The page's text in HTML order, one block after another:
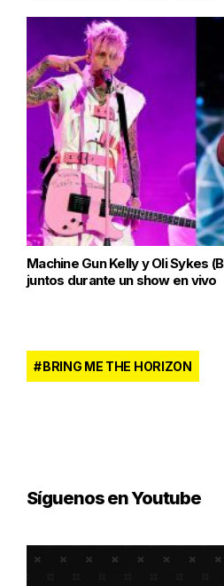
Machine Gun Kelly y Oli Sykes
juntos durante un show en vivo
BRING ME THE HORIZON
Síguenos en Youtube